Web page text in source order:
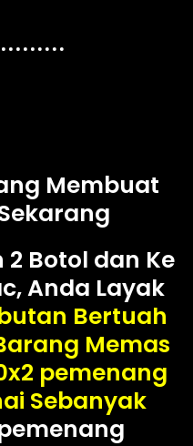
Membuat
Botol dan Ke
Anda Layak
Bertuah
Memas
pemenang
Sebanyak